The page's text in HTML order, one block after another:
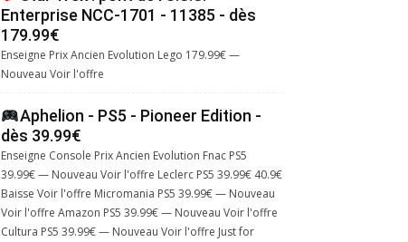
Enterprise NCC-1701 - 11385 - dès
179.99€
Enseigne Prix Ancien Evolution Lego 179.99€ —
Nouveau Voir l'offre
Aphelion - PS5 - Pioneer Edition -
dès 39.99€
Enseigne Console Prix Ancien Evolution Fnac PS5
39.99€ — Nouveau Voir l'offre Leclerc PS5 39.99€ 40.9€
Baisse Voir l'offre Micromania PS5 39.99€ — Nouveau
Voir l'offre Amazon PS5 39.99€ — Nouveau Voir l'offre
Cultura PS5 39.99€ — Nouveau Voir l'offre Just for